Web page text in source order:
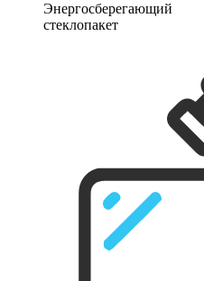
Энергосберегающий
стеклопакет